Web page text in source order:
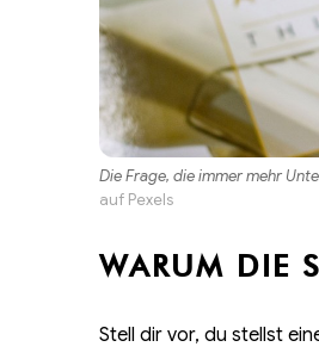
Die Frage, die immer mehr
auf Pexels
WARUM DIE
Stell dir vor, du stellst